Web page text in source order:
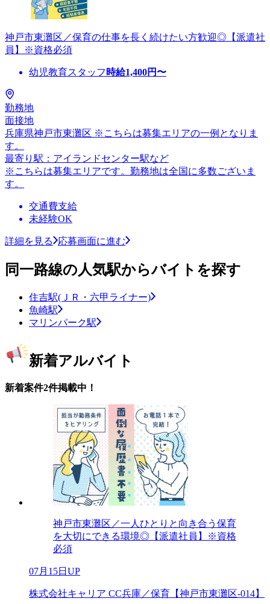
神戸市東灘区／保育の仕事を長く続けたい方歓迎◎【派遣社
員】※資格必須
幼児教育スタッフ 時給1,400円〜
勤務地
面接地
兵庫県神戸市東灘区 ※こちらは募集エリアの一例となりま
す。
最寄り駅：アイランドセンター駅など
※こちらは募集エリアです。勤務地は全国に多数ございま
す。
交通費支給
未経験OK
詳細を見る 応募画面に進む
同一路線の人気駅からバイトを探す
住吉駅(ＪＲ・六甲ライナー)
魚崎駅
マリンパーク駅
新着アルバイト
新着案件2件掲載中！
神戸市東灘区／一人ひとりと向き合う保育
を大切にできる環境◎【派遣社員】※資格
必須
07月15日UP
株式会社キャリア CC兵庫／保育【神戸市東灘区-014】